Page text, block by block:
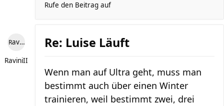
Rufe den Beitrag auf
RaviniII
RaviniII
Re: Luise Läuft
Wenn man auf Ultra geht, muss man
bestimmt auch über einen Winter
trainieren, weil bestimmt zwei, drei